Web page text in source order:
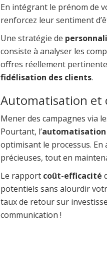
En intégrant le prénom de
renforcez leur sentiment
Une stratégie de
consiste à analyser les
offres réellement
fidélisation des clients.
Automatisation et
Mener des campagnes via
Pourtant, l’automatisation
optimisant le processus.
précieuses, tout en
Le rapport coût-efficacité
potentiels sans alourdir
taux de retour sur
communication !